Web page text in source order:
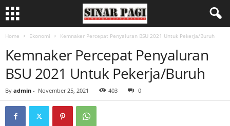
Home Ekonomi Kemnaker Percepat Penyaluran BSU 2021 Untuk Pekerja/Buruh
Kemnaker Percepat Penyaluran
BSU 2021 Untuk Pekerja/Buruh
By admin - November 25, 2021 403 0